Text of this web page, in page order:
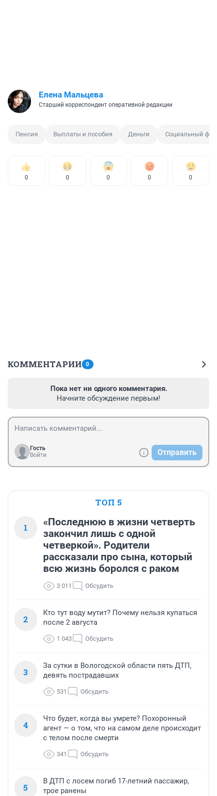
Елена Мальцева
Старший корреспондент оперативной редакции
Пенсия Выплаты и пособия Деньги Социальный
0 0 0 0 0
КОММЕНТАРИИ 0
Пока нет ни одного комментария.
Начните обсуждение первым!
Гость
Войти
Отправить
ТОП 5
1
«Последнюю в жизни четверть
закончил лишь с одной
четверкой». Родители
рассказали про сына, который
всю жизнь боролся с раком
3 011 Обсудить
2
Кто тут воду мутит? Почему нельзя купаться
после 2 августа
1 043 Обсудить
3
За сутки в Вологодской области пять ДТП,
девять пострадавших
531 Обсудить
4
Что будет, когда вы умрете? Похоронный
агент — о том, что на самом деле происходит
с телом после смерти
341 Обсудить
5
В ДТП с лосем погиб 17-летний пассажир,
трое ранены